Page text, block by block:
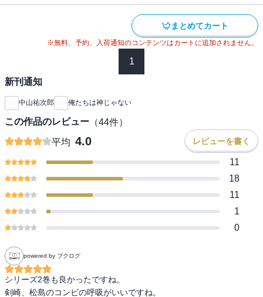
まとめてカート
※無料、予約、入荷通知のコンテンツはカートに追加されません。
1
新刊通知
中山祐次郎 俺たちは神じゃない
この作品のレビュー （44件）
平均 4.0 レビューを書く
11
18
11
1
0
powered by ブクログ
シリーズ2巻も良かったですね。
剣崎、松島のコンビの呼吸がいいですね。